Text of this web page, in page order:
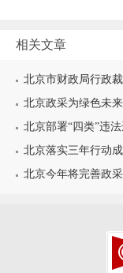
相关文章
北京市财政局行政
北京政采为绿色未
北京部署“四类”违
北京落实三年行动
北京今年将完善政